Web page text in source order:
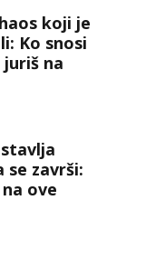
koji je
Ko snosi
na
se završi:
ove